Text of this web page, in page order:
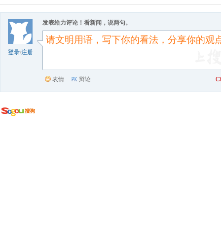
登录/注册
发表给力评论！看新闻，说两句。
表情 辩论